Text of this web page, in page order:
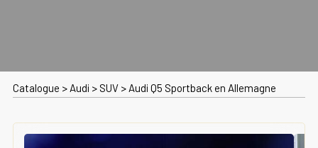
Catalogue > Audi > SUV> Audi Q5 Sportback en Allemagne